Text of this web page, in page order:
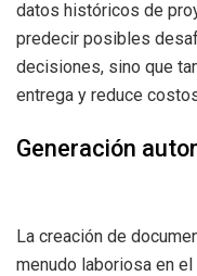
datos históricos de
predecir posibles
decisiones, sino que
entrega y reduce
Generación
La creación de
menudo laboriosa en